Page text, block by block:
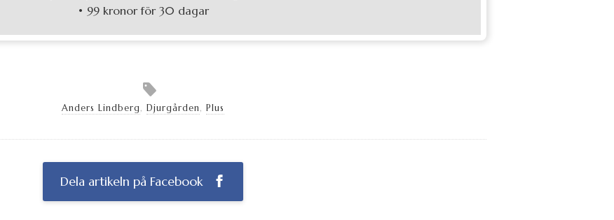
• 99 kronor för 30 dagar
Anders Lindberg, Djurgården, Plus
Dela artikeln på Facebook